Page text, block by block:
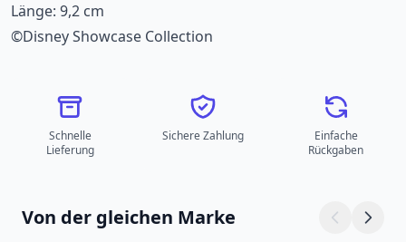
Länge: 9,2 cm
©Disney Showcase Collection
Schnelle
Lieferung
Sichere Zahlung
Einfache
Rückgaben
Von der gleichen Marke